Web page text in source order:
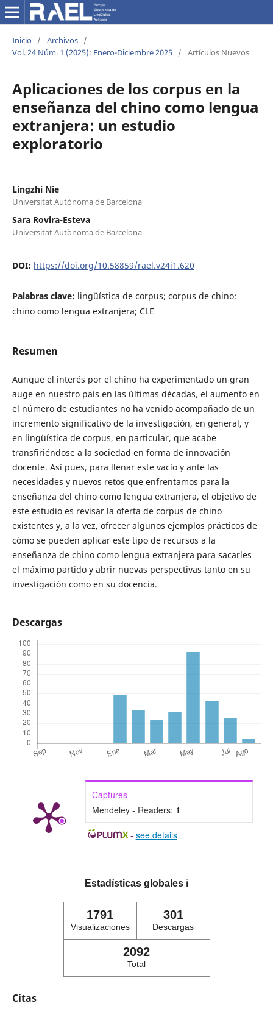
Inicio / Archivos /
Vol. 24 Núm. 1 (2025): Enero-Diciembre 2025 / Artículos Nuevos
Aplicaciones de los corpus en la
enseñanza del chino como lengua
extranjera: un estudio
exploratorio
Lingzhi Nie
Universitat Autònoma de Barcelona
Sara Rovira-Esteva
Universitat Autònoma de Barcelona
DOI: https://doi.org/10.58859/rael.v24i1.620
Palabras clave: lingüística de corpus; corpus de chino;
chino como lengua extranjera; CLE
Resumen
Aunque el interés por el chino ha experimentado un gran
auge en nuestro país en las últimas décadas, el aumento en
el número de estudiantes no ha venido acompañado de un
incremento significativo de la investigación, en general, y
en lingüística de corpus, en particular, que acabe
transfiriéndose a la sociedad en forma de innovación
docente. Así pues, para llenar este vacío y ante las
necesidades y nuevos retos que enfrentamos para la
enseñanza del chino como lengua extranjera, el objetivo de
este estudio es revisar la oferta de corpus de chino
existentes y, a la vez, ofrecer algunos ejemplos prácticos de
cómo se pueden aplicar este tipo de recursos a la
enseñanza de chino como lengua extranjera para sacarles
el máximo partido y abrir nuevas perspectivas tanto en su
investigación como en su docencia.
Descargas
Captures
Mendeley - Readers: 1
- see details
Estadísticas globales ℹ️
1791
Visualizaciones
301
Descargas
2092
Total
Citas